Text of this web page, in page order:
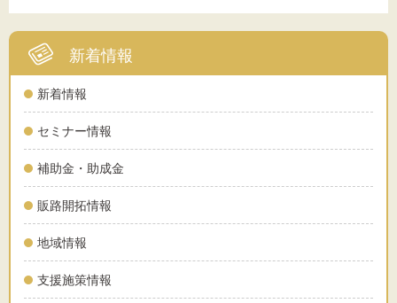
新着情報
新着情報
セミナー情報
補助金・助成金
販路開拓情報
地域情報
支援施策情報